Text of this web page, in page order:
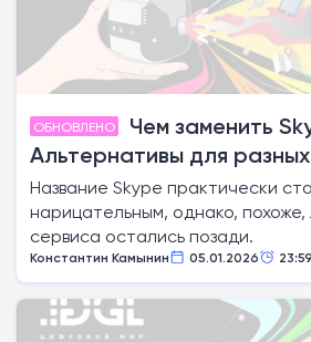
ОБНОВЛЕНО
Чем заменить
Альтернативы для
Название Skype практически
нарицательным, однако,
сервиса остались позади.
Константин Камынин 05.01.2026 23:59